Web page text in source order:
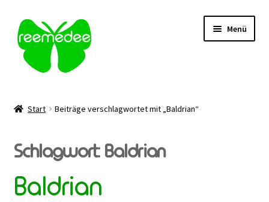
Zur
Navigation
springen
Zum
Inhalt
springen
Menü
Verabreichung
Sale
Start Beiträge verschlagwortet mit „Baldrian“
Schlagwort: Baldrian
Baldrian